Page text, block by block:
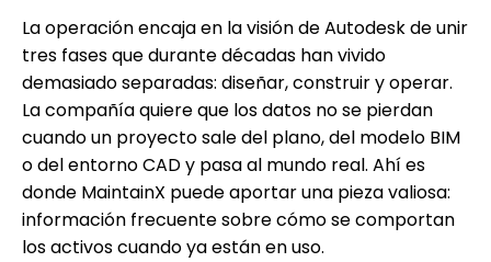
La operación encaja en la visión de Autodesk de unir
tres fases que durante décadas han vivido
demasiado separadas: diseñar, construir y operar.
La compañía quiere que los datos no se pierdan
cuando un proyecto sale del plano, del modelo BIM
o del entorno CAD y pasa al mundo real. Ahí es
donde MaintainX puede aportar una pieza valiosa:
información frecuente sobre cómo se comportan
los activos cuando ya están en uso.